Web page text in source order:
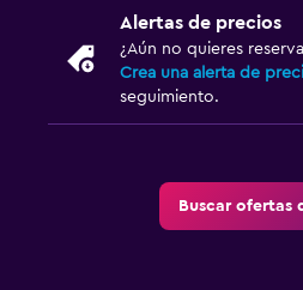
Alertas de precios
¿Aún no quieres
Crea una alerta de
seguimiento.
Buscar ofertas